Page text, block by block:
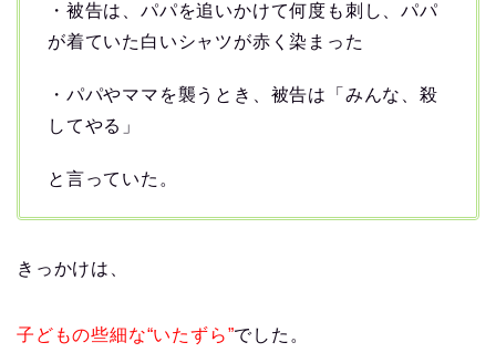
・被告は、パパを追いかけて何度も刺し、パパ
が着ていた白いシャツが赤く染まった
・パパやママを襲うとき、被告は「みんな、殺
してやる」
と言っていた。
きっかけは、
子どもの些細な“いたずら”でした。